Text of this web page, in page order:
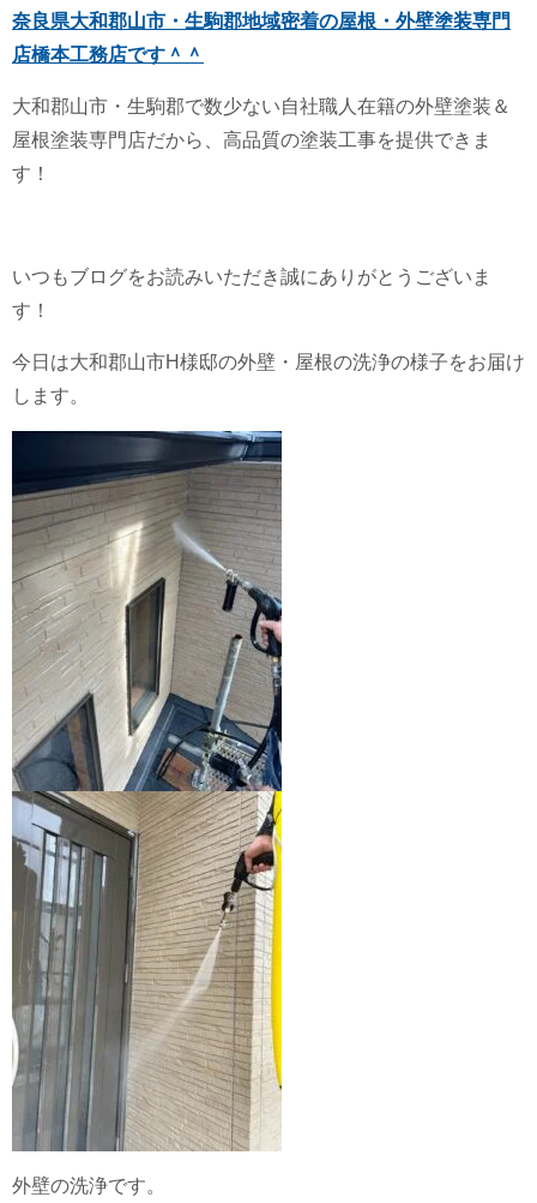
奈良県大和郡山市・生駒郡地域密着の屋根・外壁塗装専門
店橋本工務店です＾＾
大和郡山市・生駒郡で数少ない自社職人在籍の外壁塗装＆
屋根塗装専門店だから、高品質の塗装工事を提供できま
す！
いつもブログをお読みいただき誠にありがとうございま
す！
今日は大和郡山市H様邸の外壁・屋根の洗浄の様子をお届け
します。
外壁の洗浄です。